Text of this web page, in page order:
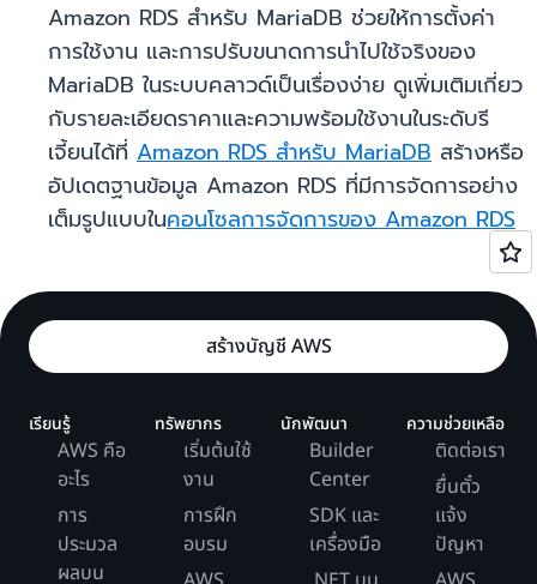
Amazon RDS สำหรับ MariaDB ช่วยให้การตั้งค่า
การใช้งาน และการปรับขนาดการนำไปใช้จริงของ
MariaDB ในระบบคลาวด์เป็นเรื่องง่าย ดูเพิ่มเติมเกี่ยว
กับรายละเอียดราคาและความพร้อมใช้งานในระดับรี
เจี้ยนได้ที่ Amazon RDS สำหรับ MariaDB สร้างหรือ
อัปเดตฐานข้อมูล Amazon RDS ที่มีการจัดการอย่าง
เต็มรูปแบบในคอนโซลการจัดการของ Amazon RDS
สร้างบัญชี AWS
เรียนรู้
AWS คือ
อะไร
การ
ประมวล
ผลบน
ทรัพยากร
เริ่มต้นใช้
งาน
การฝึก
อบรม
นักพัฒนา
Builder
Center
SDK และ
เครื่องมือ
ความช่วยเหลือ
ติดต่อเรา
ยื่นตั๋ว
แจ้ง
ปัญหา